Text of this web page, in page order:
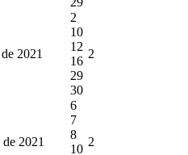
2021
2
10
12
16
29
30
2
2021
6
7
8
10
2